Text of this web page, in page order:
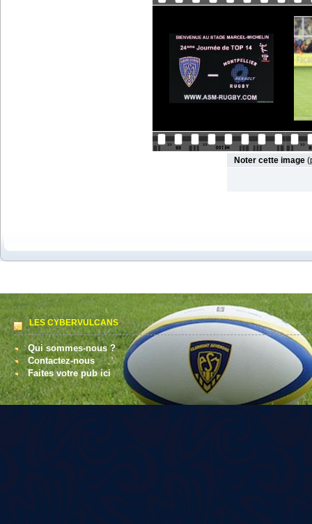
Noter cette image
LES CYBERVULCANS
Qui sommes-nous ?
Contactez-nous
Faites votre pub ici